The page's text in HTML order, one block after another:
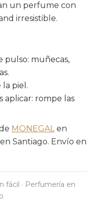
un perfume con
irresistible.
pulso: muñecas,
la piel.
aplicar: rompe las
MONEGAL en
Santiago. Envío en
fácil · Perfumería en